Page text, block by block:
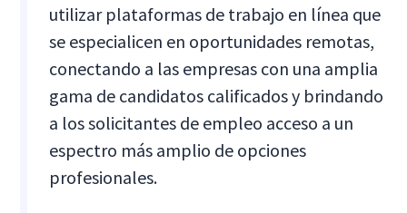
utilizar plataformas de trabajo en línea que
se especialicen en oportunidades remotas,
conectando a las empresas con una amplia
gama de candidatos calificados y brindando
a los solicitantes de empleo acceso a un
espectro más amplio de opciones
profesionales.